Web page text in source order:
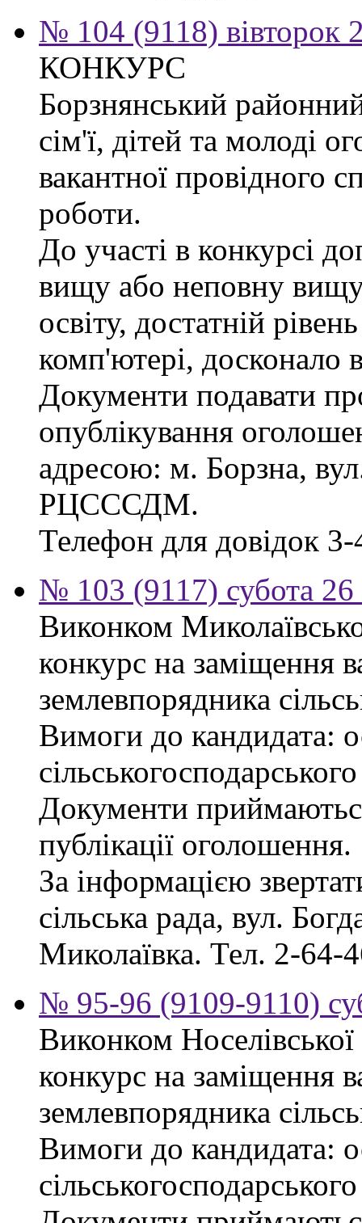
№ 104 (9118) вівторок
КОНКУРС
Борзнянський
сім'ї, дітей та молоді
вакантної провідного
роботи.
До участі в конкурсі
вищу або неповну вищу
освіту, достатній
комп'ютері, досконало
Документи подавати
опублікування
адресою: м. Борзна,
РЦСССДМ.
Телефон для довідок
№ 103 (9117) субота 26
Виконком
конкурс на заміщення
землевпорядника
Вимоги до кандидата:
Документи
публікації оголошення.
За інформацією
сільська рада, вул.
Миколаївка. Тел. 2-64-
№ 95-96 (9109-9110)
Виконком
конкурс на заміщення
землевпорядника
Вимоги до кандидата: